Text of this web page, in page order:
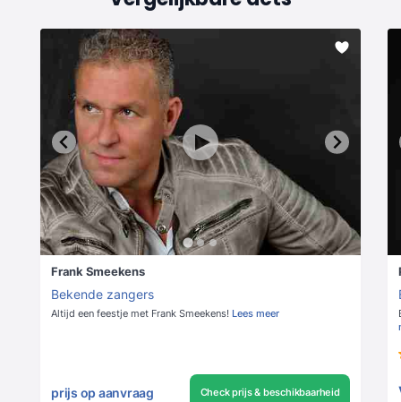
Frank Smeekens
Bekende zangers
Altijd een feestje met Frank Smeekens! Lees meer
prijs op aanvraag Check prijs & beschikbaarheid